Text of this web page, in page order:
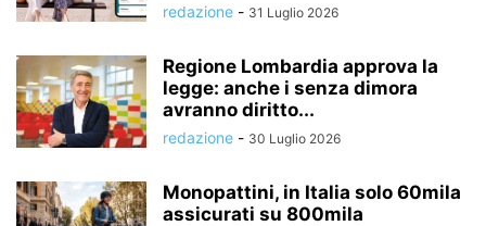
redazione - 31 Luglio 2026
Regione Lombardia approva la
legge: anche i senza dimora
avranno diritto...
redazione - 30 Luglio 2026
Monopattini, in Italia solo 60mila
assicurati su 800mila